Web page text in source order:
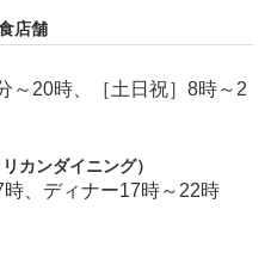
店舗
～20時、［土日祝］8時～2
カンダイニング）
、ディナー17時～22時